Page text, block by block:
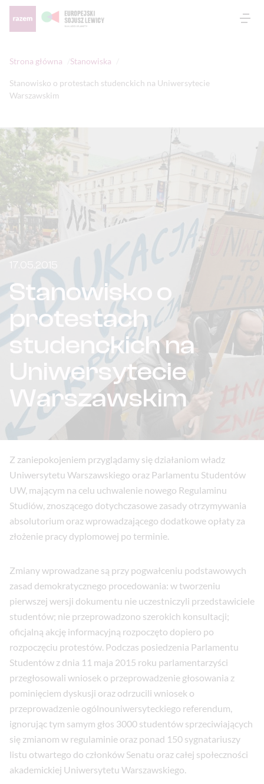
Strona główna Stanowiska
Stanowisko o protestach studenckich na Uniwersytecie
Warszawskim
17.05.2015
Stanowisko o
protestach
studenckich na
Uniwersytecie
Warszawskim
Z zaniepokojeniem przyglądamy się działaniom władz
Uniwersytetu Warszawskiego oraz Parlamentu Studentów
UW, mającym na celu uchwalenie nowego Regulaminu
Studiów, znoszącego dotychczasowe zasady otrzymywania
absolutorium oraz wprowadzającego dodatkowe opłaty za
złożenie pracy dyplomowej po terminie.
Zmiany wprowadzane są przy pogwałceniu podstawowych
zasad demokratycznego procedowania: w tworzeniu
pierwszej wersji dokumentu nie uczestniczyli przedstawiciele
studentów; nie przeprowadzono szerokich konsultacji;
oficjalną akcję informacyjną rozpoczęto dopiero po
rozpoczęciu protestów. Podczas posiedzenia Parlamentu
Studentów z dnia 11 maja 2015 roku parlamentarzyści
przegłosowali wniosek o przeprowadzenie głosowania z
pominięciem dyskusji oraz odrzucili wniosek o
przeprowadzenie ogólnouniwersyteckiego referendum,
ignorując tym samym głos 3000 studentów sprzeciwiających
się zmianom w regulaminie oraz ponad 150 sygnatariuszy
listu otwartego do członków Senatu oraz całej społeczności
akademickiej Uniwersytetu Warszawskiego.